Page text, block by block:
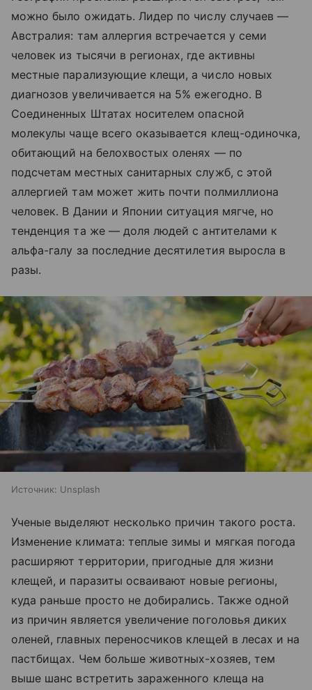
можно было ожидать. Лидер по числу случаев —
Австралия: там аллергия встречается у семи
человек из тысячи в регионах, где активны
местные парализующие клещи, а число новых
диагнозов увеличивается на 5% ежегодно. В
Соединенных Штатах носителем опасной
молекулы чаще всего оказывается клещ-одиночка,
обитающий на белохвостых оленях — по
подсчетам местных санитарных служб, с этой
аллергией там может жить почти полмиллиона
человек. В Дании и Японии ситуация мягче, но
тенденция та же — доля людей с антителами к
альфа-галу за последние десятилетия выросла в
разы.
Источник: Unsplash
Ученые выделяют несколько причин такого роста.
Изменение климата: теплые зимы и мягкая погода
расширяют территории, пригодные для жизни
клещей, и паразиты осваивают новые регионы,
куда раньше просто не добирались. Также одной
из причин является увеличение поголовья диких
оленей, главных переносчиков клещей в лесах и на
пастбищах. Чем больше животных-хозяев, тем
выше шанс встретить зараженного клеща на